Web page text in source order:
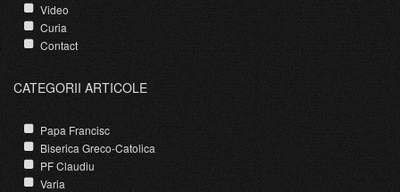
Video
Curia
Contact
CATEGORII ARTICOLE
Papa Francisc
Biserica Greco-Catolica
PF Claudiu
Varia